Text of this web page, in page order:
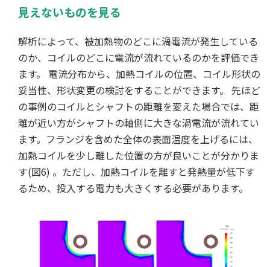
見えないものを見る
解析によって、被加熱物のどこに渦電流が発生している
のか、コイルのどこに電流が流れているのかを評価でき
ます。 電流分布から、加熱コイルの位置、コイル形状の
妥当性、形状変更の検討をすることができます。 先ほど
の事例のコイルとシャフトの距離を変えた場合では、距
離が近い方がシャフトの軸側に大きな渦電流が流れてい
ます。フランジを含めた全体の表面温度を上げるには、
加熱コイルを少し離した位置の方が良いことが分かりま
す(図6) 。ただし、加熱コイルを離すと発熱量が低下す
るため、投入する電力も大きくする必要があります。